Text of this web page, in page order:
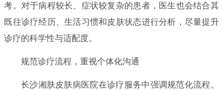
考。对于病程较长、症状较复杂的患者，医生也会结合其
既往诊疗经历、生活习惯和皮肤状态进行分析，尽量提升
诊疗的科学性与适配度。
规范诊疗流程，重视个体化沟通
长沙湘肤皮肤病医院在诊疗服务中强调规范化流程。